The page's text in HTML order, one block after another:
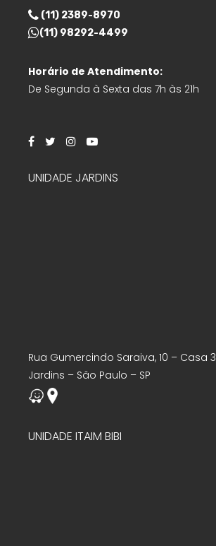
(11) 2389-8970
(11) 98292-4499
Horário de Atendimento:
De Segunda à Sexta das 7h às 21h
UNIDADE JARDINS
Rua Gumercindo Saraiva, 10 – Casa 3
Jardins – São Paulo – SP
UNIDADE ITAIM BIBI